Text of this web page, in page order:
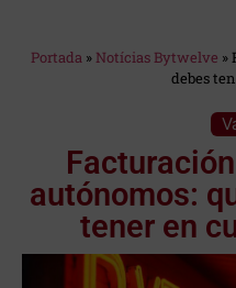
Portada»Notícias Bytwelve »
debes
autónomos:
tener en